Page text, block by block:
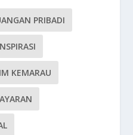
PRIBADI
KEMARAU